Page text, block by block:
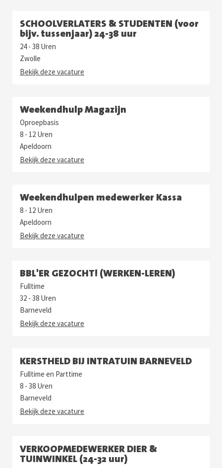
SCHOOLVERLATERS & STUDENTEN (voor
bijv. tussenjaar) 24-38 uur
24 - 38 Uren
Zwolle
Bekijk deze vacature
Weekendhulp Magazijn
Oproepbasis
8 - 12 Uren
Apeldoorn
Bekijk deze vacature
Weekendhulpen medewerker Kassa
8 - 12 Uren
Apeldoorn
Bekijk deze vacature
BBL'ER GEZOCHT! (WERKEN-LEREN)
Fulltime
32 - 38 Uren
Barneveld
Bekijk deze vacature
KERSTHELD BIJ INTRATUIN BARNEVELD
Fulltime en Parttime
8 - 38 Uren
Barneveld
Bekijk deze vacature
VERKOOPMEDEWERKER DIER &
TUINWINKEL (24-32 uur)